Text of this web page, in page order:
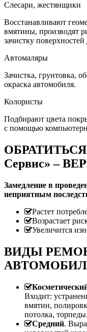
Слесари, жестянщики
Восстанавливают
вмятины, производят
зачистку
Автомаляры
Зачистка, грунтовка,
окраска автомобиля.
Колористы
Подбирают цвета
с помощью
Сервис» –
Замедление в
неприятным
Растет
Возрастает
Увеличится
ВИДЫ
Входит:
вмятин,
потолка,
Средний.